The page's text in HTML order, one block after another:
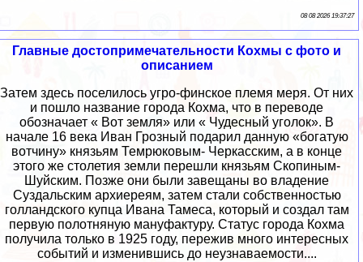
08 08 2026 19:37:27
Главные достопримечательности Кохмы с фото и
описанием
Затем здесь поселилось угро-финское племя меря. От них
и пошло название города Кохма, что в переводе
обозначает « Вот земля» или « Чудесный уголок». В
начале 16 века Иван Грозный подарил данную «богатую
вотчину» князьям Темрюковым- Черкасским, а в конце
этого же столетия земли перешли князьям Скопиным-
Шуйским. Позже они были завещаны во владение
Суздальским архиереям, затем стали собственностью
голландского купца Ивана Тамеса, который и создал там
первую полотняную мануфактуру. Статус города Кохма
получила только в 1925 году, пережив много интересных
событий и изменившись до неузнаваемости....